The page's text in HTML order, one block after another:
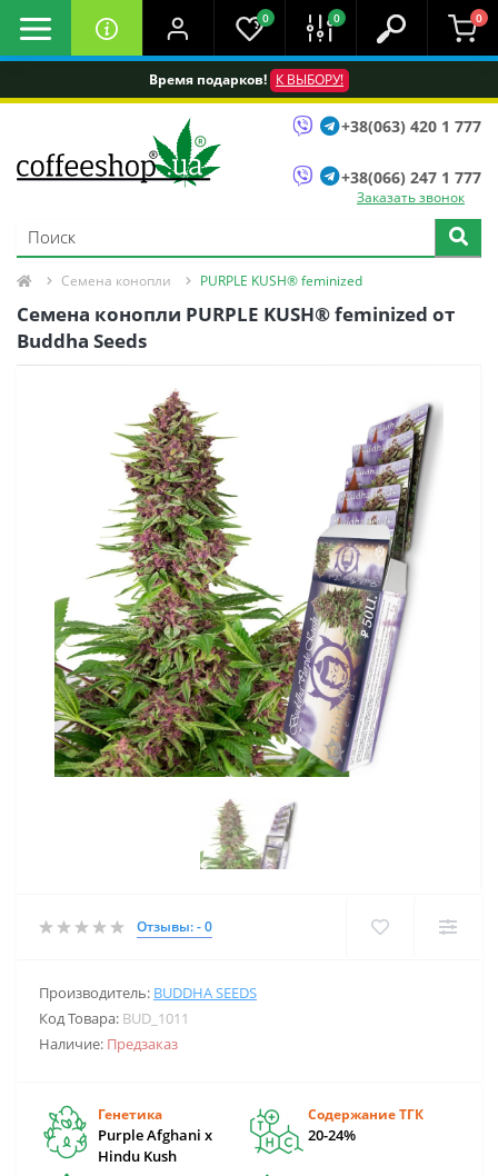
Время подарков! К ВЫБОРУ!
0 0 0
+38(063) 420 1 777
+38(066) 247 1 777
Заказать звонок
Семена конопли PURPLE KUSH® feminized
Семена конопли PURPLE KUSH® feminized от
Buddha Seeds
Отзывы: - 0
Производитель: BUDDHA SEEDS
Код Товара: BUD_1011
Наличие: Предзаказ
Генетика
Purple Afghani x
Hindu Kush
Содержание ТГК
20-24%